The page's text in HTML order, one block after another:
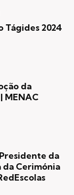
Tágides 2024
da
MENAC
da
da Cerimónia